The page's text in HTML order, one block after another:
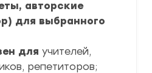
авторские
для выбранного
для учителей,
репетиторов;